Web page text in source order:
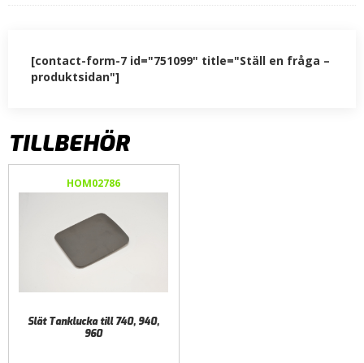
[contact-form-7 id="751099" title="Ställ en fråga –
produktsidan"]
TILLBEHÖR
HOM02786
Slät Tanklucka till 740, 940,
960